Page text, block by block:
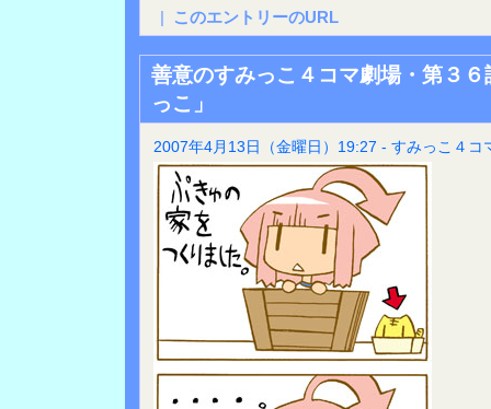
| このエントリーのURL
善意のすみっこ４コマ劇場・第３
っこ」
2007年4月13日（金曜日）19:27 - すみっこ４コ